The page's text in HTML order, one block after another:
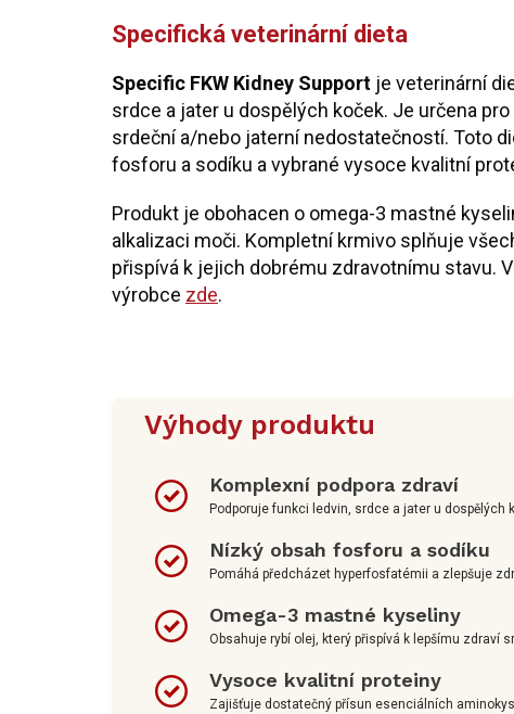
Specifická veterinární dieta
Specific FKW Kidney Support je veterinární
srdce a jater u dospělých koček. Je určena
srdeční a/nebo jaterní nedostatečností. Toto
fosforu a sodíku a vybrané vysoce kvalitní
Produkt je obohacen o omega-3 mastné
alkalizaci moči. Kompletní krmivo splňuje
přispívá k jejich dobrému zdravotnímu stavu.
výrobce zde.
Výhody produktu
Komplexní podpora zdraví
Podporuje funkci ledvin, srdce a jater u
Nízký obsah fosforu a sodíku
Pomáhá předcházet hyperfosfatémii a zlepšuje
Omega-3 mastné kyseliny
Obsahuje rybí olej, který přispívá k lepšímu zdraví
Vysoce kvalitní proteiny
Zajišťuje dostatečný přísun esenciálních